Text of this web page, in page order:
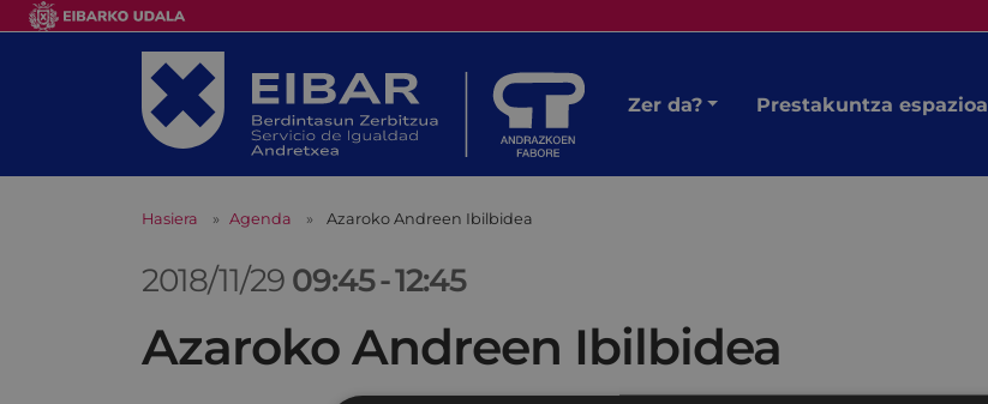
Zer da? Prestakuntza espazioa
Hasiera Agenda Azaroko Andreen Ibilbidea
2018/11/29 09:45-12:45
Azaroko Andreen Ibilbidea